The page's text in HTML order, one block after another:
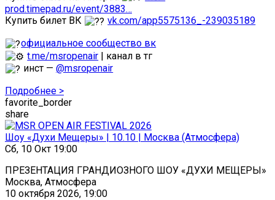
prod.timepad.ru/event/3883…
Купить билет ВК
vk.com/app5575136_-239035189
официальное сообщество вк
t.me/msropenair | канал в тг
инст —@msropenair
Подробнее >
favorite_border
share
Шоу «Духи Мещеры» | 10.10 | Москва (Атмосфера)
Сб, 10 Окт 19:00
ПРЕЗЕНТАЦИЯ ГРАНДИОЗНОГО ШОУ «ДУХИ МЕЩЕРЫ»
Москва, Атмосфера
10 октября 2026, 19:00